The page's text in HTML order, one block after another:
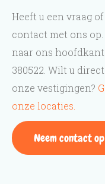
Heeft u een vraag
contact met ons
naar ons
380522. Wilt u
onze vestigingen?
onze locaties.
Neem contact op